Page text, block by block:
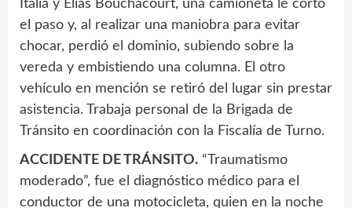
Italia y Elías Bouchacourt, una camioneta le cortó
el paso y, al realizar una maniobra para evitar
chocar, perdió el dominio, subiendo sobre la
vereda y embistiendo una columna. El otro
vehículo en mención se retiró del lugar sin prestar
asistencia. Trabaja personal de la Brigada de
Tránsito en coordinación con la Fiscalía de Turno.
ACCIDENTE DE TRÁNSITO. “Traumatismo
moderado”, fue el diagnóstico médico para el
conductor de una motocicleta, quien en la noche